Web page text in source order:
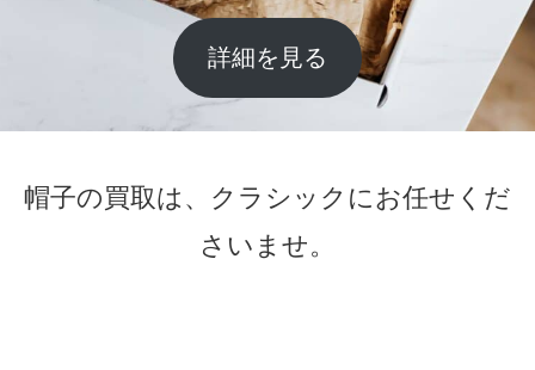
詳細を見る
帽子の買取は、クラシックにお任せくだ
さいませ。